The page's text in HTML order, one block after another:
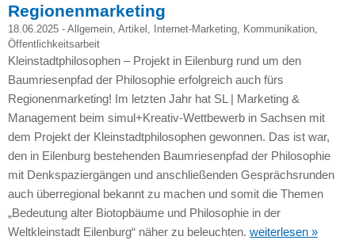
Regionenmarketing
18.06.2025 - Allgemein, Artikel Internet-Marketing, Kommunikation,
Öffentlichkeitsarbeit
Kleinstadtphilosophen – Projekt in Eilenburg rund um den
Baumriesenpfad der Philosophie erfolgreich auch fürs
Regionenmarketing! Im letzten Jahr hat SL | Marketing &
Management beim simul+Kreativ-Wettbewerb in Sachsen mit
dem Projekt der Kleinstadtphilosophen gewonnen. Das ist war,
den in Eilenburg bestehenden Baumriesenpfad der Philosophie
mit Denkspaziergängen und anschließenden Gesprächsrunden
auch überregional bekannt zu machen und somit die Themen
„Bedeutung alter Biotopbäume und Philosophie in der
Weltkleinstadt Eilenburg“ näher zu beleuchten. weiterlesen »